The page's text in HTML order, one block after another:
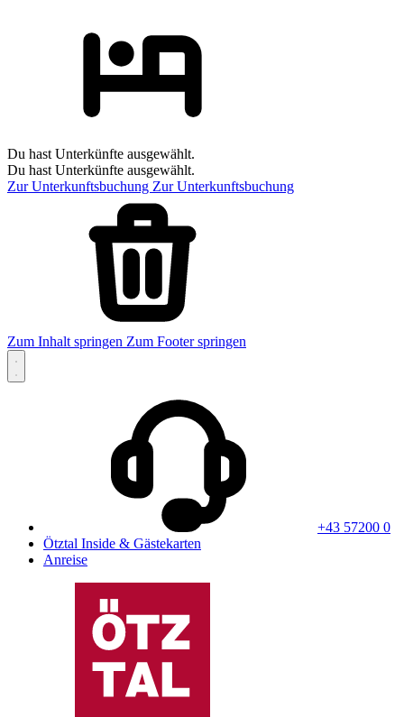
Du hast Unterkünfte ausgewählt.
Du hast Unterkünfte ausgewählt.
Zur Unterkunftsbuchung Zur Unterkunftsbuchung
Zum Inhalt springen Zum Footer springen
+43 57200 0
Ötztal Inside & Gästekarten
Anreise